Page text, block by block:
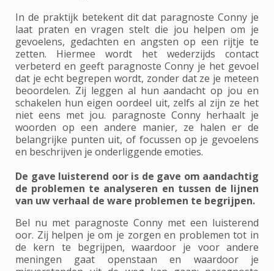
In de praktijk betekent dit dat paragnoste Conny je
laat praten en vragen stelt die jou helpen om je
gevoelens, gedachten en angsten op een rijtje te
zetten. Hiermee wordt het wederzijds contact
verbeterd en geeft paragnoste Conny je het gevoel
dat je echt begrepen wordt, zonder dat ze je meteen
beoordelen. Zij leggen al hun aandacht op jou en
schakelen hun eigen oordeel uit, zelfs al zijn ze het
niet eens met jou. paragnoste Conny herhaalt je
woorden op een andere manier, ze halen er de
belangrijke punten uit, of focussen op je gevoelens
en beschrijven je onderliggende emoties.
De gave luisterend oor is de gave om aandachtig
de problemen te analyseren en tussen de lijnen
van uw verhaal de ware problemen te begrijpen.
Bel nu met paragnoste Conny met een luisterend
oor. Zij helpen je om je zorgen en problemen tot in
de kern te begrijpen, waardoor je voor andere
meningen gaat openstaan en waardoor je